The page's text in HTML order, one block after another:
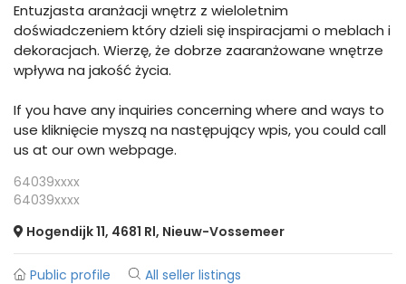
Entuzjasta aranżacji wnętrz z wieloletnim
doświadczeniem który dzieli się inspiracjami o meblach i
dekoracjach. Wierzę, że dobrze zaaranżowane wnętrze
wpływa na jakość życia.
If you have any inquiries concerning where and ways to
use kliknięcie myszą na następujący wpis, you could call
us at our own webpage.
64039xxxx
64039xxxx
Hogendijk 11, 4681 Rl, Nieuw-Vossemeer
Public profile
All seller listings